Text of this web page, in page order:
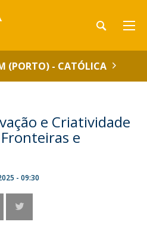
(PORTO) - CATÓLICA
e Criatividade
e
- 09:30